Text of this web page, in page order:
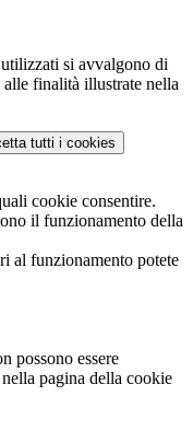
si avvalgono di
finalità illustrate nella
tutti i cookies
cookie consentire.
il funzionamento della
al funzionamento potete
possono essere
pagina della cookie